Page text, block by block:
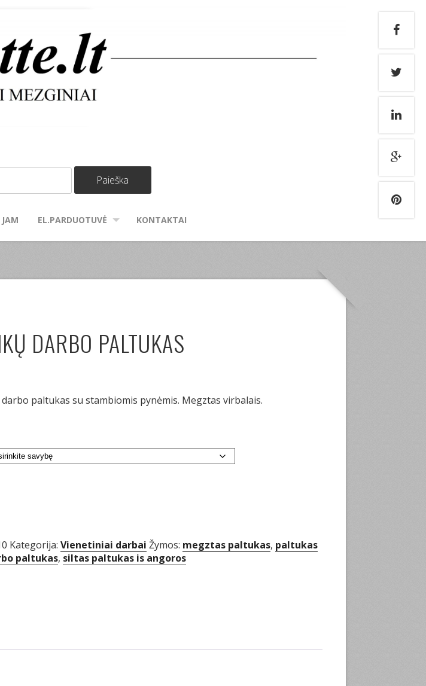
EL.PARDUOTUVĖ KONTAKTAI
DARBO PALTUKAS
paltukas su stambiomis pynėmis. Megztas virbalais.
Kategorija: Vienetiniai darbai Žymos: megztas paltukas, paltukas
paltukas, siltas paltukas is angoros